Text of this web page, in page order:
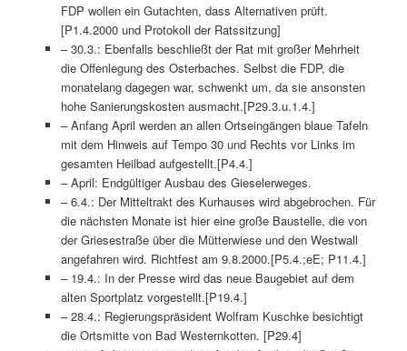
FDP wollen ein Gutachten, dass Alternativen prüft.
[P1.4.2000 und Protokoll der Ratssitzung]
– 30.3.: Ebenfalls beschließt der Rat mit großer Mehrheit
die Offenlegung des Osterbaches. Selbst die FDP, die
monatelang dagegen war, schwenkt um, da sie ansonsten
hohe Sanierungskosten ausmacht.[P29.3.u.1.4.]
– Anfang April werden an allen Ortseingängen blaue Tafeln
mit dem Hinweis auf Tempo 30 und Rechts vor Links im
gesamten Heilbad aufgestellt.[P4.4.]
– April: Endgültiger Ausbau des Gieselerweges.
– 6.4.: Der Mitteltrakt des Kurhauses wird abgebrochen. Für
die nächsten Monate ist hier eine große Baustelle, die von
der Griesestraße über die Mütterwiese und den Westwall
angefahren wird. Richtfest am 9.8.2000.[P5.4.;eE; P11.4.]
– 19.4.: In der Presse wird das neue Baugebiet auf dem
alten Sportplatz vorgestellt.[P19.4.]
– 28.4.: Regierungspräsident Wolfram Kuschke besichtigt
die Ortsmitte von Bad Westernkotten. [P29.4]